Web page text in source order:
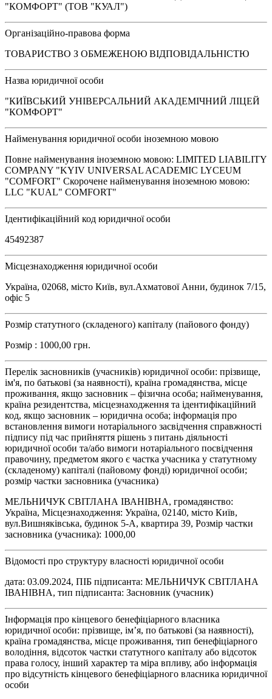
"КОМФОРТ" (ТОВ "КУАЛ")
Організаційно-правова форма
ТОВАРИСТВО З ОБМЕЖЕНОЮ ВІДПОВІДАЛЬНІСТЮ
Назва юридичної особи
"КИЇВСЬКИЙ УНІВЕРСАЛЬНИЙ АКАДЕМІЧНИЙ ЛІЦЕЙ
"КОМФОРТ"
Найменування юридичної особи іноземною мовою
Повне найменування іноземною мовою: LIMITED LIABILITY
COMPANY "KYIV UNIVERSAL ACADEMIC LYCEUM
"COMFORT" Скорочене найменування іноземною мовою:
LLC "KUAL" COMFORT"
Ідентифікаційний код юридичної особи
45492387
Місцезнаходження юридичної особи
Україна, 02068, місто Київ, вул.Ахматової Анни, будинок 7/15,
офіс 5
Розмір статутного (складеного) капіталу (пайового фонду)
Розмір : 1000,00 грн.
Перелік засновників (учасників) юридичної особи: прізвище,
ім'я, по батькові (за наявності), країна громадянства, місце
проживання, якщо засновник – фізична особа; найменування,
країна резидентства, місцезнаходження та ідентифікаційний
код, якщо засновник – юридична особа; інформація про
встановлення вимоги нотаріального засвідчення справжності
підпису під час прийняття рішень з питань діяльності
юридичної особи та/або вимоги нотаріального посвідчення
правочину, предметом якого є частка учасника у статутному
(складеному) капіталі (пайовому фонді) юридичної особи;
розмір частки засновника (учасника)
МЕЛЬНИЧУК СВІТЛАНА ІВАНІВНА, громадянство:
Україна, Місцезнаходження: Україна, 02140, місто Київ,
вул.Вишняківська, будинок 5-А, квартира 39, Розмір частки
засновника (учасника): 1000,00
Відомості про структуру власності юридичної особи
дата: 03.09.2024, ПІБ підписанта: МЕЛЬНИЧУК СВІТЛАНА
ІВАНІВНА, тип підписанта: Засновник (учасник)
Інформація про кінцевого бенефіціарного власника
юридичної особи: прізвище, ім’я, по батькові (за наявності),
країна громадянства, місце проживання, тип бенефіціарного
володіння, відсоток частки статутного капіталу або відсоток
права голосу, інший характер та міра впливу, або інформація
про відсутність кінцевого бенефіціарного власника юридичної
особи